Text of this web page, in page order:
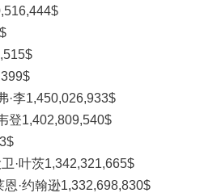
·李1,450,026,933$
登1,402,809,540$
·叶茨1,342,321,665$
·约翰逊1,332,698,830$